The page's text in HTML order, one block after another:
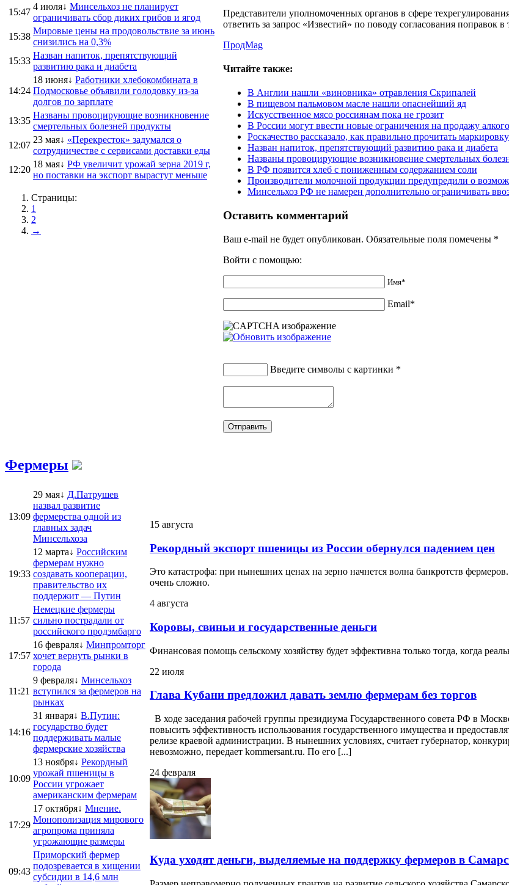
15:47
4 июля↓ Минсельхоз не планирует
ограничивать сбор диких грибов и ягод
15:38
Мировые цены на продовольствие за июнь
снизились на 0,3%
15:33
Назван напиток, препятствующий
развитию рака и диабета
14:24
18 июня↓ Работники хлебокомбината в
Подмосковье объявили голодовку из-за
долгов по зарплате
13:35
Названы провоцирующие возникновение
смертельных болезней продукты
12:07
23 мая↓ «Перекресток» задумался о
сотрудничестве с сервисами доставки еды
12:20
18 мая↓ РФ увеличит урожай зерна 2019 г,
но поставки на экспорт вырастут меньше
Страницы:
1
2
→
Представители уполномоченных органов в сфере
ответить за запрос «Известий» по поводу согласования поправок
ПродMag
Читайте также:
В Англии нашли «виновника» отравления Скрипалей
В пищевом пальмовом масле нашли опаснейший яд
Искусственное мясо россиянам пока не грозит
В России могут ввести новые ограничения на продажу
Роскачество рассказало, как правильно прочитать
Назван напиток, препятствующий развитию рака и диабета
Названы провоцирующие возникновение смертельных
В РФ появится хлеб с пониженным содержанием соли
Производители молочной продукции предупредили о
Минсельхоз РФ не намерен дополнительно ограничивать
Оставить комментарий
Ваш e-mail не будет опубликован. Обязательные поля помечены *
Войти с помощью:
Имя*
Email*
Введите символы с картинки *
Фермеры
13:09
29 мая↓ Д.Патрушев
назвал развитие
фермерства одной из
главных задач
Минсельхоза
19:33
12 марта↓ Российским
фермерам нужно
создавать кооперации,
правительство их
поддержит — Путин
11:57
Немецкие фермеры
сильно пострадали от
российского продэмбарго
17:57
16 февраля↓ Минпромторг
хочет вернуть рынки в
города
11:21
9 февраля↓ Минсельхоз
вступился за фермеров на
рынках
14:16
31 января↓ В.Путин:
государство будет
поддерживать малые
фермерские хозяйства
10:09
13 ноября↓ Рекордный
урожай пшеницы в
России угрожает
американским фермерам
17:29
17 октября↓ Мнение.
Монополизация мирового
агропрома приняла
угрожающие размеры
09:43
Приморский фермер
подозревается в хищении
субсидии в 14,6 млн
15 августа
Рекордный экспорт пшеницы из России обернулся падением цен
Это катастрофа: при нынешних ценах на зерно начнется волна банкротств
очень сложно.
4 августа
Коровы, свиньи и государственные деньги
Финансовая помощь сельскому хозяйству будет эффективна только тогда, когда
22 июля
Глава Кубани предложил давать землю фермерам без торгов
В ходе заседания рабочей группы президиума Государственного совета РФ в
повысить эффективность использования государственного имущества и
релизе краевой администрации. В нынешних условиях, считает губернатор,
невозможно, передает kommersant.ru. По его [...]
24 февраля
Куда уходят деньги, выделяемые на поддержку фермеров в